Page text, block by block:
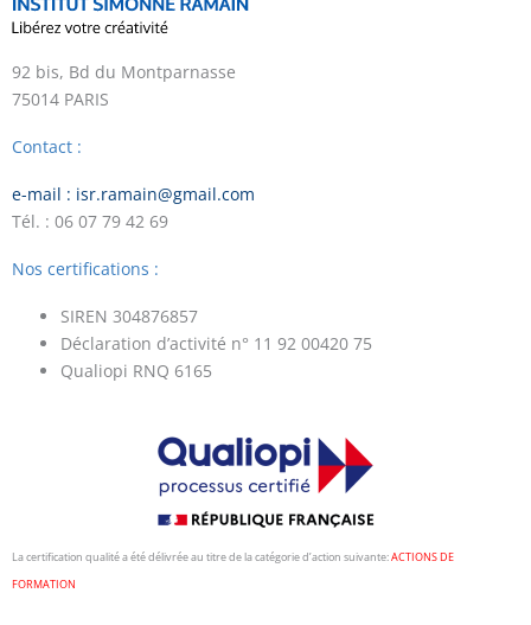
92 bis, Bd du Montparnasse
75014 PARIS
Contact :
e-mail : isr.ramain@gmail.com
Tél. : 06 07 79 42 69
Nos certifications :
SIREN 304876857
Déclaration d’activité n° 11 92 00420 75
Qualiopi RNQ 6165
La certification qualité a été délivrée au titre de la catégorie d’action suivante:ACTIONS DE
FORMATION